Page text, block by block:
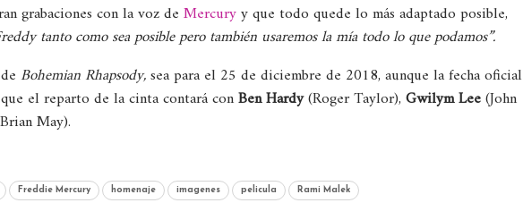
grabaciones con la voz deMercuryy que todo quede lo más adaptado posible,
tanto como sea posible pero también usaremos la mía todo lo que podamos”.
Bohemian Rhapsody,sea para el 25 de diciembre de 2018, aunque la fecha oficial
el reparto de la cinta contará conBen Hardy(Roger Taylor), Gwilym Lee(John
May).
Freddie Mercury homenaje imagenes pelicula Rami Malek